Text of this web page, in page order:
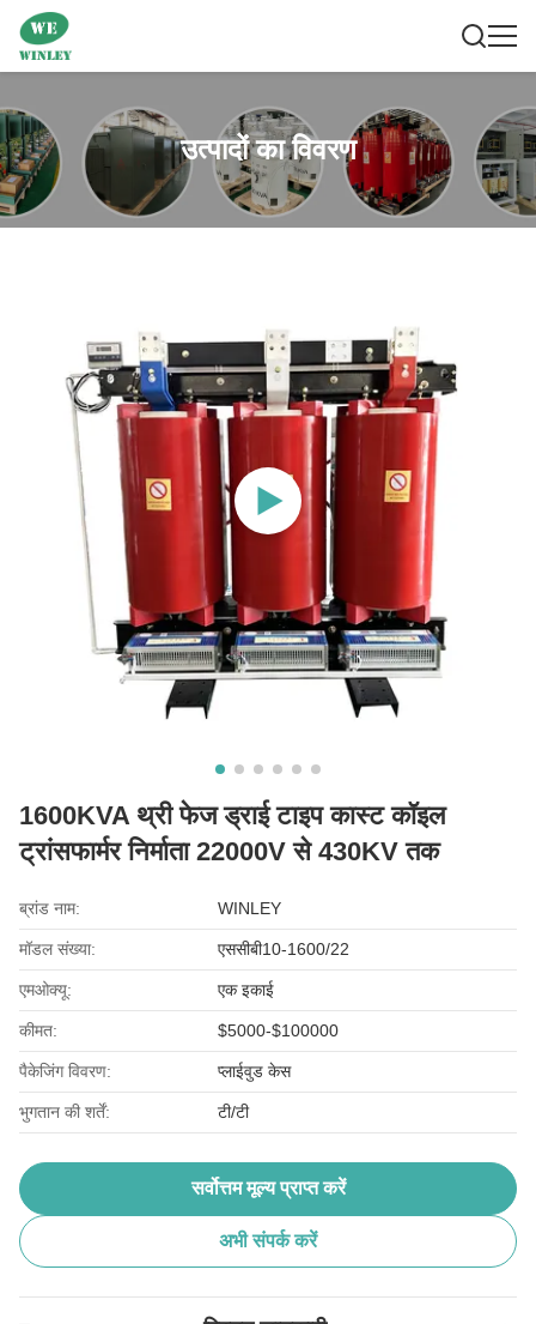
उत्पादों का विवरण
1600KVA थ्री फेज ड्राई टाइप कास्ट कॉइल
ट्रांसफार्मर निर्माता 22000V से 430KV तक
ब्रांड नाम: WINLEY
मॉडल संख्या: एससीबी10-1600/22
एमओक्यू: एक इकाई
कीमत: $5000-$100000
पैकेजिंग विवरण: प्लाईवुड केस
भुगतान की शर्तें: टी/टी
सर्वोत्तम मूल्य प्राप्त करें
अभी संपर्क करें